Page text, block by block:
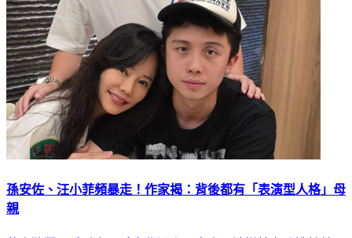
孫安佐、汪小菲頻暴走！作家揭：背後都有「表演型人格」母
親